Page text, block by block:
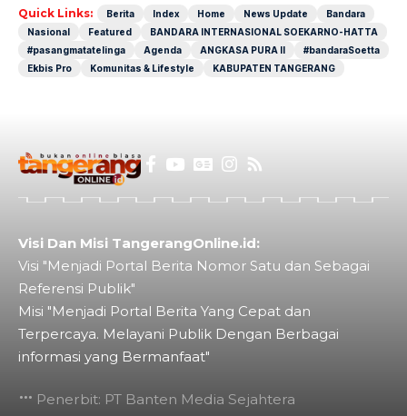
Quick Links: Berita Index Home News Update
Bandara
Nasional
Featured
BANDARA INTERNASIONAL SOEKARNO-HATTA
#pasangmatatelinga
Agenda ANGKASA PURA II
#bandaraSoetta
Ekbis Pro
Komunitas & Lifestyle KABUPATEN TANGERANG
Visi Dan Misi TangerangOnline.id:
Visi "Menjadi Portal Berita Nomor Satu dan Sebagai
Referensi Publik"
Misi "Menjadi Portal Berita Yang Cepat dan
Terpercaya. Melayani Publik Dengan Berbagai
informasi yang Bermanfaat"
Penerbit: PT Banten Media Sejahtera